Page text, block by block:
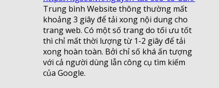
Trung bình Website thông thường mất
khoảng 3 giây để tải xong nội dung cho
trang web. Có một số trang do tối ưu tốt
thì chỉ mất thời lượng từ 1-2 giây để tải
xong hoàn toàn. Bởi chỉ số khá ấn tượng
với cả người dùng lẫn công cụ tìm kiếm
của Google.